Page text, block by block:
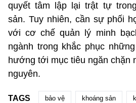
quyết tâm lập lại trật tự
sản. Tuy nhiên, cần sự phối
với cơ chế quản lý minh
ngành trong khắc phục
hướng tới mục tiêu ngăn chặn
nguyên.
TAGS bảo vệ khoáng sản